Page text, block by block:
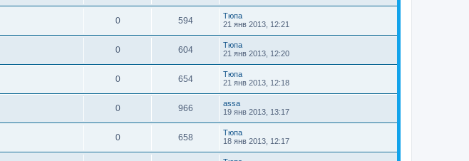
0 594
Тюпа
21 янв 2013, 12:21
0 604
Тюпа
21 янв 2013, 12:20
0 654
Тюпа
21 янв 2013, 12:18
0 966
assa
19 янв 2013, 13:17
0 658
Тюпа
18 янв 2013, 12:17